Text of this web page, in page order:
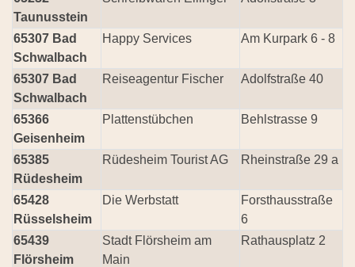
Taunusstein
65307 Bad
Schwalbach
Happy Services Am Kurpark 6 - 8
65307 Bad
Schwalbach
Reiseagentur Fischer Adolfstraße 40
65366
Geisenheim
Plattenstübchen Behlstrasse 9
65385
Rüdesheim
Rüdesheim Tourist AG Rheinstraße 29 a
65428
Rüsselsheim
Die Werbstatt
Forsthausstraße
6
65439
Flörsheim
Stadt Flörsheim am
Main
Rathausplatz 2